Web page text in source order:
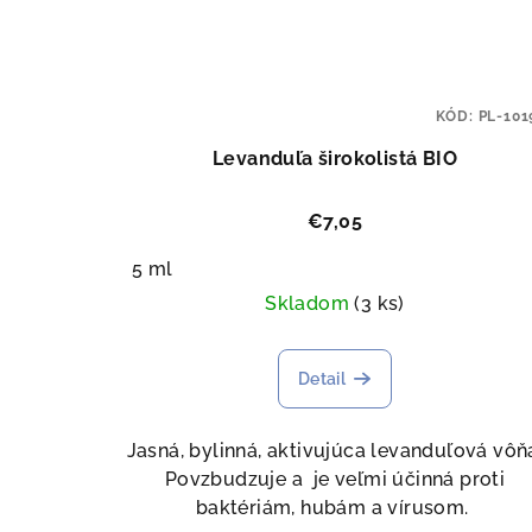
Levanduľa širokolistá BIO
€7,05
5 ml
Skladom(3 ks)
Detail
Jasná, bylinná, aktivujúca levanduľová
Povzbudzuje a je veľmi účinná proti
baktériám, hubám a vírusom.
KÓD: PL-